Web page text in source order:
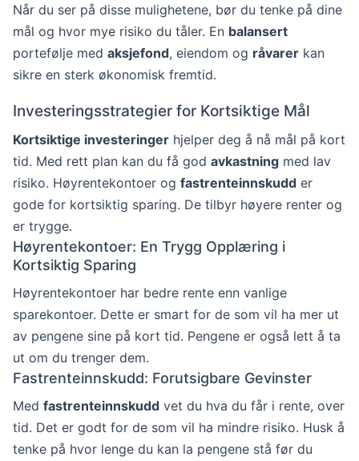
Når du ser på disse mulighetene, bør du tenke på dine
mål og hvor mye risiko du tåler. En balansert
portefølje med aksjefond, eiendom og råvarer kan
sikre en sterk økonomisk fremtid.
Investeringsstrategier for Kortsiktige Mål
Kortsiktige investeringer hjelper deg å nå mål på kort
tid. Med rett plan kan du få god avkastning med lav
risiko. Høyrentekontoer og fastrenteinnskudd er
gode for kortsiktig sparing. De tilbyr høyere renter og
er trygge.
Høyrentekontoer: En Trygg Opplæring i
Kortsiktig Sparing
Høyrentekontoer har bedre rente enn vanlige
sparekontoer. Dette er smart for de som vil ha mer ut
av pengene sine på kort tid. Pengene er også lett å ta
ut om du trenger dem.
Fastrenteinnskudd: Forutsigbare Gevinster
Med fastrenteinnskudd vet du hva du får i rente, over
tid. Det er godt for de som vil ha mindre risiko. Husk å
tenke på hvor lenge du kan la pengene stå før du